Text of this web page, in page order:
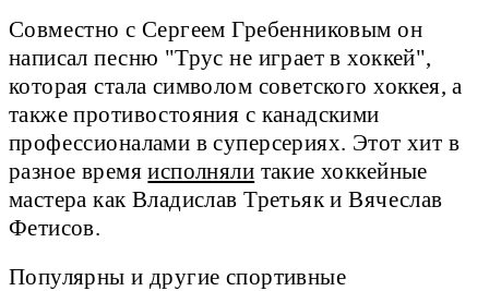
Совместно с Сергеем Гребенниковым он
написал песню "Трус не играет в хоккей",
которая стала символом советского хоккея, а
также противостояния с канадскими
профессионалами в суперсериях. Этот хит в
разное времяисполняли такие хоккейные
мастера как Владислав Третьяк и Вячеслав
Фетисов.
Популярны и другие спортивные